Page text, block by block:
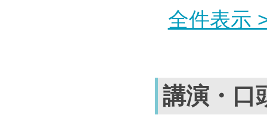
全件表示
講演・口